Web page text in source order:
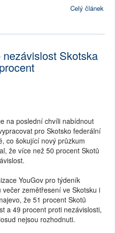
Celý článek
Skotska
na poslední chvíli nabídnout
pro Skotsko federální
co šokující nový průzkum
že více než 50 procent Skotů
YouGov pro týdeník
zemětřesení ve Skotsku i
že 51 procent Skotů
a 49 procent proti nezávislosti,
nejsou rozhodnuti.